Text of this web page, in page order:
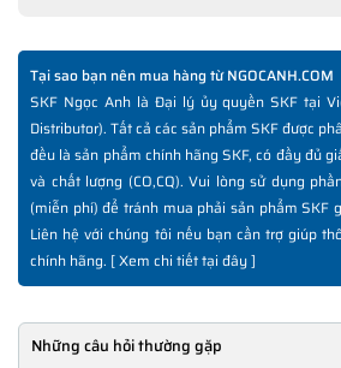
Tại sao bạn nên mua hàng từ NGOCANH.COM
SKF Ngọc Anh là Đại lý ủy quyền SKF tại
Distributor). Tất cả các sản phẩm SKF được
đều là sản phẩm chính hãng SKF, có đầy đủ
và chất lượng (CO,CQ). Vui lòng sử dụng
(miễn phí) để tránh mua phải sản phẩm SKF
Liên hệ với chúng tôi nếu bạn cần trợ giúp
chính hãng. [Xem chi tiết tại đây]
Những câu hỏi thường gặp